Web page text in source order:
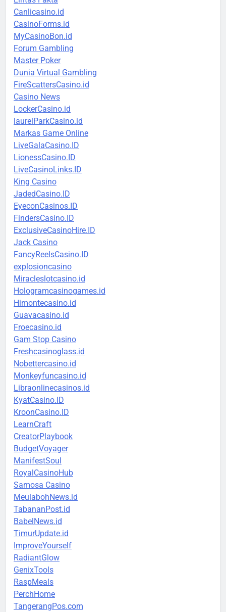
Canlicasino.id
CasinoForms.id
MyCasinoBon.id
Forum Gambling
Master Poker
Dunia Virtual Gambling
FireScattersCasino.id
Casino News
LockerCasino.id
laurelParkCasino.id
Markas Game Online
LiveGalaCasino.ID
LionessCasino.ID
LiveCasinoLinks.ID
King Casino
JadedCasino.ID
EyeconCasinos.ID
FindersCasino.ID
ExclusiveCasinoHire.ID
Jack Casino
FancyReelsCasino.ID
explosioncasino
Miracleslotcasino.id
Hologramcasinogames.id
Himontecasino.id
Guavacasino.id
Froecasino.id
Gam Stop Casino
Freshcasinoglass.id
Nobettercasino.id
Monkeyfuncasino.id
Libraonlinecasinos.id
KyatCasino.ID
KroonCasino.ID
LearnCraft
CreatorPlaybook
BudgetVoyager
ManifestSoul
RoyalCasinoHub
Samosa Casino
MeulabohNews.id
TabananPost.id
BabelNews.id
TimurUpdate.id
ImproveYourself
RadiantGlow
GenixTools
RaspMeals
PerchHome
TangerangPos.com